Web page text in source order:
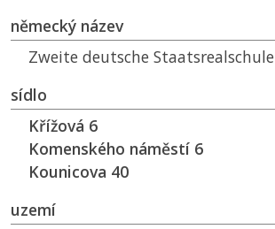
německý název
Zweite deutsche Staatsrealschule
sídlo
Křížová 6
Komenského náměstí 6
Kounicova 40
uzemí